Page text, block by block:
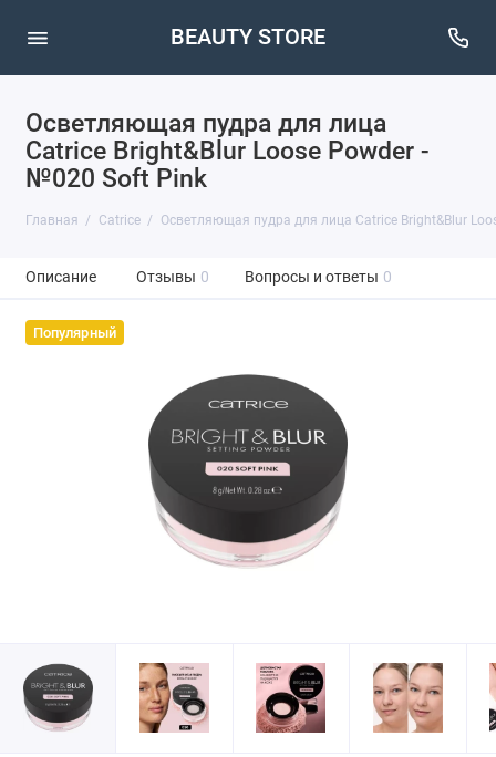
BEAUTY STORE
Осветляющая пудра для лица
Catrice Bright&Blur Loose Powder -
№020 Soft Pink
Главная Catrice Осветляющая пудра для лица Catrice Bright&Blur
Описание Отзывы 0 Вопросы и ответы 0
Популярный